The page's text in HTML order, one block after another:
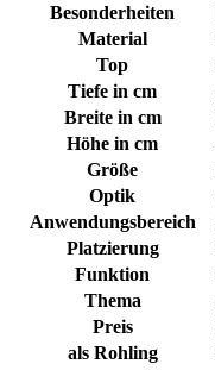
Besonderheiten
Material
Top
Tiefe in cm
Breite in cm
Höhe in cm
Größe
Optik
Anwendungsbereich
Platzierung
Funktion
Thema
Preis
als Rohling